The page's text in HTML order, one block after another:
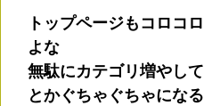
トップページもコロコ
よな
無駄にカテゴリ増やし
とかぐちゃぐちゃにな